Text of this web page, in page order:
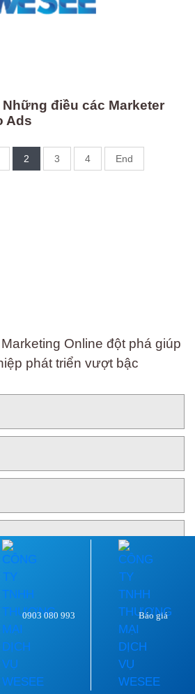
điều các Marketer
Ads
2 3 4 End
Online đột phá giúp
phát triển vượt bậc
Lân, Bà Điểm, Hóc Môn,
0903 080 993 Báo giá